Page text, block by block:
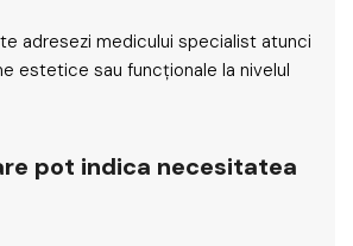
adresezi medicului specialist atunci
estetice sau funcționale la nivelul
pot indica necesitatea